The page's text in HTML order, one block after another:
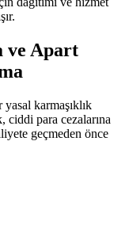
ve Apart
karmaşıklık
ciddi para cezalarına
geçmeden önce